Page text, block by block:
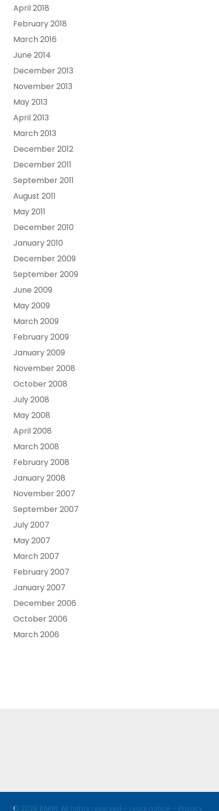
April 2018
February 2018
March 2016
June 2014
December 2013
November 2013
May 2013
April 2013
March 2013
December 2012
December 2011
September 2011
August 2011
May 2011
December 2010
January 2010
December 2009
September 2009
June 2009
May 2009
March 2009
February 2009
January 2009
November 2008
October 2008
July 2008
May 2008
April 2008
March 2008
February 2008
January 2008
November 2007
September 2007
July 2007
May 2007
March 2007
February 2007
January 2007
December 2006
October 2006
March 2006
© 2026 BARIN. All rights reserved - Legal notice - Privacy